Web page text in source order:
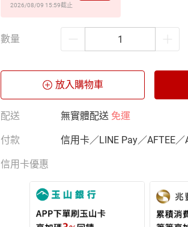
2026/08/09 15:59截止
數量
放入購物車
配送 無實體配送 免運
付款 信用卡／LINE Pay／AFTEE／
信用卡優惠